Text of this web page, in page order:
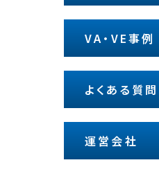
VA・VE事例
よくある質問
運営会社